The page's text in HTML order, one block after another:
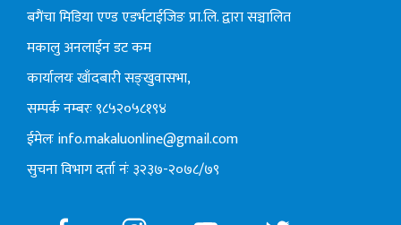
बगैंचा मिडिया एण्ड एडर्भटाईजिङ प्रा.लि. द्वारा सञ्चालित
मकालु अनलाईन डट कम
कार्यालयः खाँदबारी सङ्खुवासभा,
सम्पर्क नम्बरः ९८५२०५८१९४
ईमेलःinfo.makaluonline@gmail.com
सुचना विभाग दर्ता नंः ३२३७-२०७८/७९